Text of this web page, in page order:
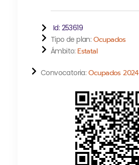
Id: 253619
Tipo de plan: Ocupados
Ámbito: Estatal
Convocatoria: Ocupados 2024